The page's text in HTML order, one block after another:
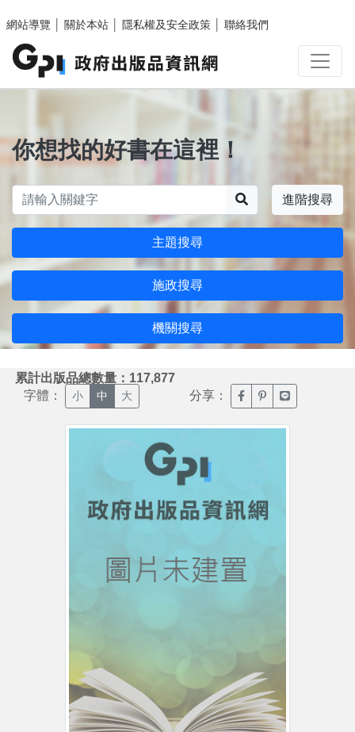
網站導覽
關於本站 隱私權及安全政策 聯絡我們
你想找的好書在這裡！
進階搜尋
主題搜尋
施政搜尋
機關搜尋
累計出版品總數量：117,877
字體： 小 中 大 分享： 臉書分享(另開新視窗)
噗浪分享(另開新
Line分享(另